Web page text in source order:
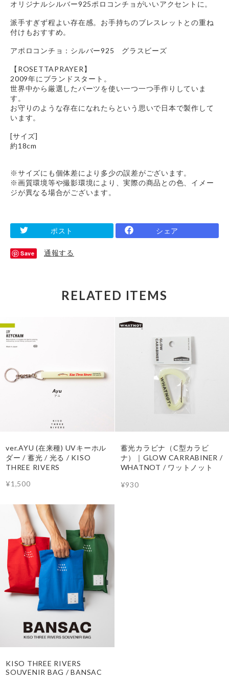
オリジナルシルバー925ポロコンチョがいいアクセントに。
派手すぎず程よい存在感。お手持ちのブレスレットとの重ね
付けもおすすめ。
アポロコンチョ：シルバー925 グラスビーズ
【ROSETTAPRAYER】
2009年にブランドスタート。
世界中から厳選したパーツを使い一つ一つ手作りしていま
す。
お守りのような存在になれたらという思いで日本で製作して
います。
[サイズ]
約18cm
※サイズにも個体差により多少の誤差がございます。
※画質環境等や撮影環境により、実際の商品との色、イメー
ジが異なる場合がございます。
ポスト シェア
Save 通報する
RELATED ITEMS
ver.AYU (在来種) UVキーホル
ダー / 蓄光 / 光る / KISO
THREE RIVERS
¥1,500
蓄光カラビナ（C型カラビ
ナ）｜GLOW CARRABINER /
WHATNOT / ワットノット
¥930
KISO THREE RIVERS
SOUVENIR BAG / BANSAC